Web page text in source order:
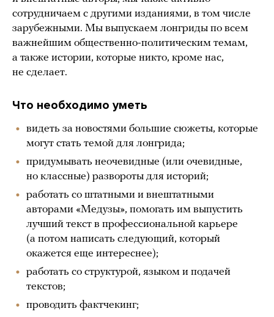
сотрудничаем с другими изданиями, в том числе
зарубежными. Мы выпускаем лонгриды по всем
важнейшим общественно-политическим темам,
а также истории, которые никто, кроме нас,
не сделает.
Что необходимо уметь
видеть за новостями большие сюжеты, которые
могут стать темой для лонгрида;
придумывать неочевидные (или очевидные,
но классные) развороты для историй;
работать со штатными и внештатными
авторами «Медузы», помогать им выпустить
лучший текст в профессиональной карьере
(а потом написать следующий, который
окажется еще интереснее);
работать со структурой, языком и подачей
текстов;
проводить фактчекинг;